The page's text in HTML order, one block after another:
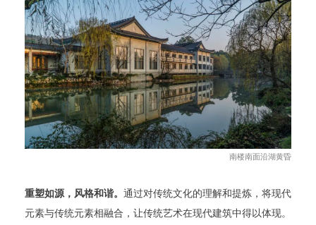
南楼南面沿湖黄昏
重塑如源，风格和谐。 通过对传统文化的理解和提炼，将现代
元素与传统元素相融合，让传统艺术在现代建筑中得以体现。